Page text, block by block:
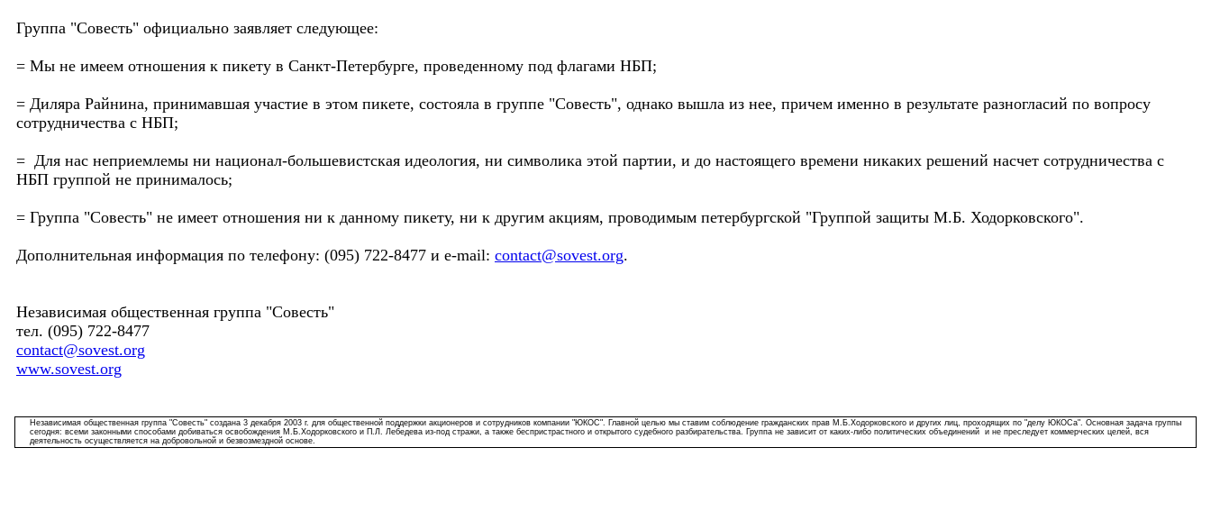
Группа "Совесть" официально заявляет следующее:
= Мы не имеем отношения к пикету в Санкт-Петербурге, проведенному под флагами НБП;
= Диляра Райнина, принимавшая участие в этом пикете, состояла в группе "Совесть", однако вышла из нее, причем именно в результате разногласий по вопросу
сотрудничества с НБП;
= Для нас неприемлемы ни национал-большевистская идеология, ни символика этой партии, и до настоящего времени никаких решений насчет сотрудничества с
НБП группой не принималось;
= Группа "Совесть" не имеет отношения ни к данному пикету, ни к другим акциям, проводимым петербургской "Группой защиты М.Б. Ходорковского".
Дополнительная информация по телефону: (095) 722-8477 и e-mail: contact@sovest.org.
Независимая общественная группа "Совесть"
тел. (095) 722-8477
contact@sovest.org
www.sovest.org
Независимая общественная группа "Совесть"создана 3 декабря 2003 г. для общественной поддержки акционеров и сотрудников компании "ЮКОС". Главной целью мы ставим соблюдение гражданских прав М.Б.Ходорковского и других лиц, проходящих по "делу ЮКОСа". Основная задача группы
сегодня: всеми законными способами добиваться освобождения М.Б.Ходорковского и П.Л. Лебедева из-под стражи, а также беспристрастного и открытого судебного разбирательства. Группа не зависит от каких-либо политических объединений и не преследует коммерческих целей, вся
деятельность осуществляется на добровольной и безвозмездной основе.